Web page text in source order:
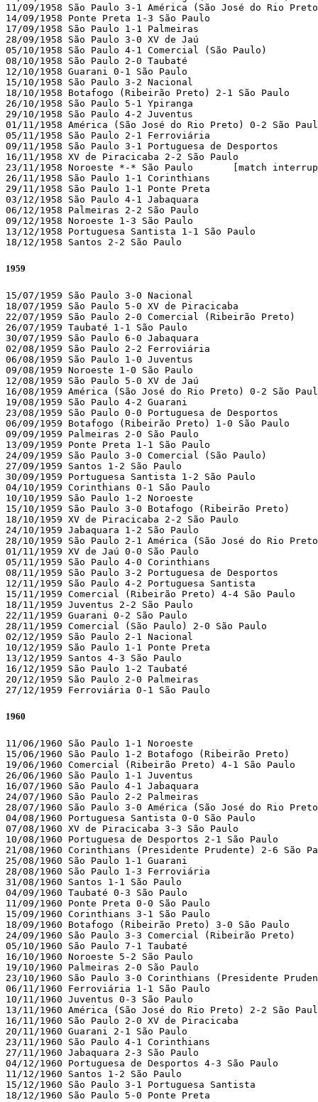
11/09/1958 São Paulo 3-1 América (São José do Rio
14/09/1958 Ponte Preta 1-3 São Paulo
17/09/1958 São Paulo 1-1 Palmeiras
28/09/1958 São Paulo 3-0 XV de Jaú
05/10/1958 São Paulo 4-1 Comercial (São Paulo)
08/10/1958 São Paulo 2-0 Taubaté
12/10/1958 Guarani 0-1 São Paulo
15/10/1958 São Paulo 3-2 Nacional
18/10/1958 Botafogo (Ribeirão Preto) 2-1 São Paulo
26/10/1958 São Paulo 5-1 Ypiranga
29/10/1958 São Paulo 4-2 Juventus
01/11/1958 América (São José do Rio Preto) 0-2 São
05/11/1958 São Paulo 2-1 Ferroviária
09/11/1958 São Paulo 3-1 Portuguesa de Desportos
16/11/1958 XV de Piracicaba 2-2 São Paulo
23/11/1958 Noroeste *-* São Paulo 	[match interrupted due to fire in some chairs and ended in 09/12]
26/11/1958 São Paulo 1-1 Corinthians
29/11/1958 São Paulo 1-1 Ponte Preta
03/12/1958 São Paulo 4-1 Jabaquara
06/12/1958 Palmeiras 2-2 São Paulo
09/12/1958 Noroeste 1-3 São Paulo
13/12/1958 Portuguesa Santista 1-1 São Paulo
18/12/1958 Santos 2-2 São Paulo
1959
15/07/1959 São Paulo 3-0 Nacional
18/07/1959 São Paulo 5-0 XV de Piracicaba
22/07/1959 São Paulo 2-0 Comercial (Ribeirão Preto)
26/07/1959 Taubaté 1-1 São Paulo
30/07/1959 São Paulo 6-0 Jabaquara
02/08/1959 São Paulo 2-2 Ferroviária
06/08/1959 São Paulo 1-0 Juventus
09/08/1959 Noroeste 1-0 São Paulo
12/08/1959 São Paulo 5-0 XV de Jaú
16/08/1959 América (São José do Rio Preto) 0-2 São
19/08/1959 São Paulo 4-2 Guarani
23/08/1959 São Paulo 0-0 Portuguesa de Desportos
06/09/1959 Botafogo (Ribeirão Preto) 1-0 São Paulo
09/09/1959 Palmeiras 2-0 São Paulo
13/09/1959 Ponte Preta 1-1 São Paulo
24/09/1959 São Paulo 3-0 Comercial (São Paulo)
27/09/1959 Santos 1-2 São Paulo
30/09/1959 Portuguesa Santista 1-2 São Paulo
04/10/1959 Corinthians 0-1 São Paulo
10/10/1959 São Paulo 1-2 Noroeste
15/10/1959 São Paulo 3-0 Botafogo (Ribeirão Preto)
18/10/1959 XV de Piracicaba 2-2 São Paulo
24/10/1959 Jabaquara 1-2 São Paulo
28/10/1959 São Paulo 2-1 América (São José do Rio
01/11/1959 XV de Jaú 0-0 São Paulo
05/11/1959 São Paulo 4-0 Corinthians
08/11/1959 São Paulo 3-2 Portuguesa de Desportos
12/11/1959 São Paulo 4-2 Portuguesa Santista
15/11/1959 Comercial (Ribeirão Preto) 4-4 São Paulo
18/11/1959 Juventus 2-2 São Paulo
22/11/1959 Guarani 0-2 São Paulo
28/11/1959 Comercial (São Paulo) 2-0 São Paulo
02/12/1959 São Paulo 2-1 Nacional
10/12/1959 São Paulo 1-1 Ponte Preta
13/12/1959 Santos 4-3 São Paulo
16/12/1959 São Paulo 1-2 Taubaté
20/12/1959 São Paulo 2-0 Palmeiras
27/12/1959 Ferroviária 0-1 São Paulo
1960
11/06/1960 São Paulo 1-1 Noroeste
15/06/1960 São Paulo 1-2 Botafogo (Ribeirão Preto)
19/06/1960 Comercial (Ribeirão Preto) 4-1 São Paulo
26/06/1960 São Paulo 1-1 Juventus
16/07/1960 São Paulo 4-1 Jabaquara
24/07/1960 São Paulo 2-2 Palmeiras
28/07/1960 São Paulo 3-0 América (São José do Rio
04/08/1960 Portuguesa Santista 0-0 São Paulo
07/08/1960 XV de Piracicaba 3-3 São Paulo
10/08/1960 Portuguesa de Desportos 2-1 São Paulo
21/08/1960 Corinthians (Presidente Prudente) 2-6 São
25/08/1960 São Paulo 1-1 Guarani
28/08/1960 São Paulo 1-3 Ferroviária
31/08/1960 Santos 1-1 São Paulo
04/09/1960 Taubaté 0-3 São Paulo
11/09/1960 Ponte Preta 0-0 São Paulo
15/09/1960 Corinthians 3-1 São Paulo
18/09/1960 Botafogo (Ribeirão Preto) 3-0 São Paulo
24/09/1960 São Paulo 3-3 Comercial (Ribeirão Preto)
05/10/1960 São Paulo 7-1 Taubaté
16/10/1960 Noroeste 5-2 São Paulo
19/10/1960 Palmeiras 2-0 São Paulo
23/10/1960 São Paulo 3-0 Corinthians (Presidente
06/11/1960 Ferroviária 1-1 São Paulo
10/11/1960 Juventus 0-3 São Paulo
13/11/1960 América (São José do Rio Preto) 2-2 São
16/11/1960 São Paulo 2-0 XV de Piracicaba
20/11/1960 Guarani 2-1 São Paulo
23/11/1960 São Paulo 4-1 Corinthians
27/11/1960 Jabaquara 2-3 São Paulo
04/12/1960 Portuguesa de Desportos 4-3 São Paulo
11/12/1960 Santos 1-2 São Paulo
15/12/1960 São Paulo 3-1 Portuguesa Santista
18/12/1960 São Paulo 5-0 Ponte Preta